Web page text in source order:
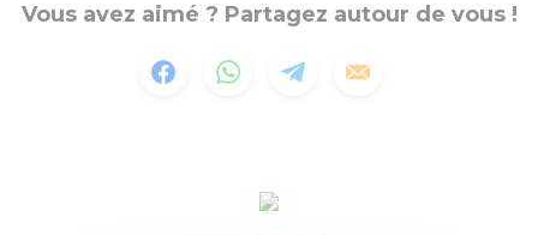
Vous avez aimé ? Partagez autour de vous !